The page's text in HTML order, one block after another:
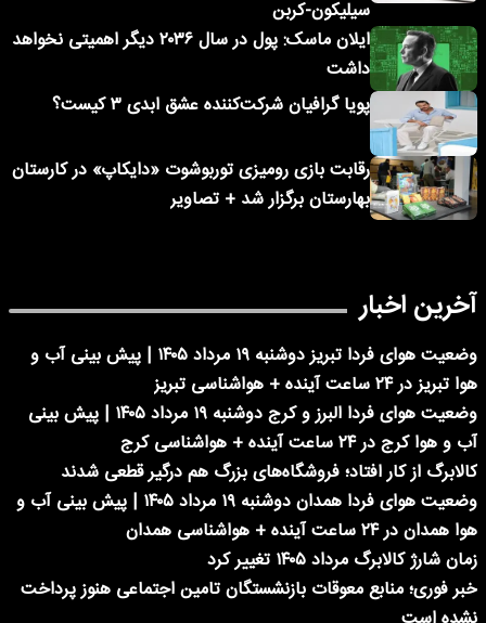
سیلیکون-کربن
ایلان ماسک: پول در سال ۲۰۳۶ دیگر اهمیتی نخواهد
داشت
پویا گرافیان شرکت‌کننده عشق ابدی ۳ کیست؟
رقابت بازی رومیزی توربوشوت «دایکاپ» در کارستان
بهارستان برگزار شد + تصاویر
آخرین اخبار
وضعیت هوای فردا تبریز دوشنبه ۱۹ مرداد ۱۴۰۵ | پیش بینی آب و
هوا تبریز در ۲۴ ساعت آینده + هواشناسی تبریز
وضعیت هوای فردا البرز و کرج دوشنبه ۱۹ مرداد ۱۴۰۵ | پیش بینی
آب و هوا کرج در ۲۴ ساعت آینده + هواشناسی کرج
کالابرگ از کار افتاد؛ فروشگاه‌های بزرگ هم درگیر قطعی شدند
وضعیت هوای فردا همدان دوشنبه ۱۹ مرداد ۱۴۰۵ | پیش بینی آب و
هوا همدان در ۲۴ ساعت آینده + هواشناسی همدان
زمان شارژ کالابرگ مرداد ۱۴۰۵ تغییر کرد
خبر فوری؛ منابع معوقات بازنشستگان تامین اجتماعی هنوز پرداخت